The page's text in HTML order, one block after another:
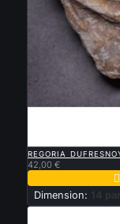
REGORIA
42,00 €

Dimension: 14